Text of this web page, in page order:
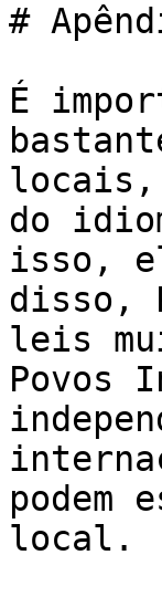
#
É
locais,
do
isso,
disso,
leis
Povos
podem
local.